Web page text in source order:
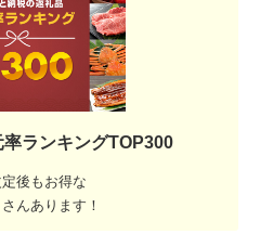
ランキングTOP300
後もお得な
んあります！